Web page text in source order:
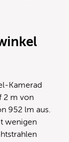
Kamerad
2 m von
952 lm aus.
wenigen